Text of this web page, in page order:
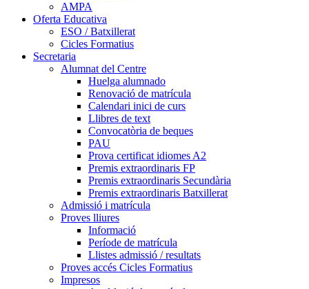
AMPA
Oferta Educativa
ESO / Batxillerat
Cicles Formatius
Secretaria
Alumnat del Centre
Huelga alumnado
Renovació de matrícula
Calendari inici de curs
Llibres de text
Convocatòria de beques
PAU
Prova certificat idiomes A2
Premis extraordinaris FP
Premis extraordinaris Secundària
Premis extraordinaris Batxillerat
Admissió i matrícula
Proves lliures
Informació
Període de matrícula
Llistes admissió / resultats
Proves accés Cicles Formatius
Impresos